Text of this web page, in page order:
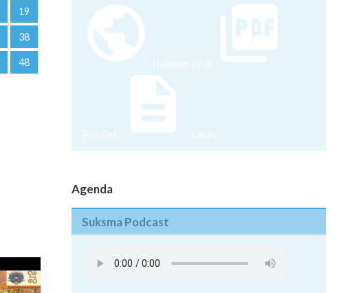
19
38
48 Halaman Web
Pamflet Juknis
Agenda
Suksma Podcast